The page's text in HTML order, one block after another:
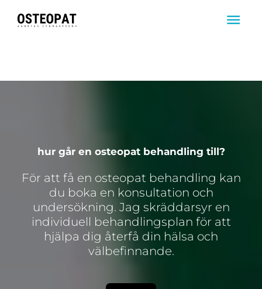
hur går en osteopat behandling till?
För att få en osteopat behandling kan
du boka en konsultation och
undersökning. Jag skräddarsyr en
individuell behandlingsplan för att
hjälpa dig återfå din hälsa och
välbefinnande.